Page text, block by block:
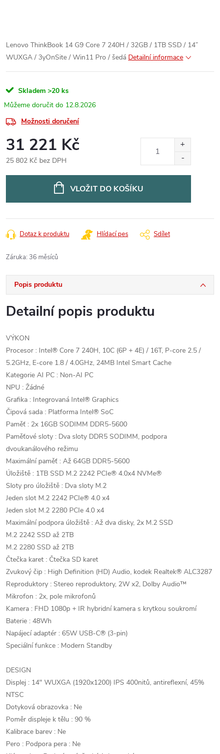
Lenovo ThinkBook 14 G9 Core 7 240H / 32GB / 1TB SSD / 14”
WUXGA / 3yOnSite / Win11 Pro / šedá Detailní informace
Skladem >20 ks
12.8.2026
Možnosti doručení
31 221 Kč
25 802 Kč bez DPH
VLOŽIT DO KOŠÍKU
Dotaz k produktu Hlídací pes Sdílet
Záruka: 36 měsíců
Popis produktu
Detailní popis produktu
VÝKON
Procesor : Intel® Core 7 240H, 10C (6P + 4E) / 16T, P-core 2.5 /
5.2GHz, E-core 1.8 / 4.0GHz, 24MB Intel Smart Cache
Kategorie AI PC : Non-AI PC
NPU : Žádné
Grafika : Integrovaná Intel® Graphics
Čipová sada : Platforma Intel® SoC
Paměť : 2x 16GB SODIMM DDR5-5600
Paměťové sloty : Dva sloty DDR5 SODIMM, podpora
dvoukanálového režimu
Maximální paměť : Až 64GB DDR5-5600
Úložiště : 1TB SSD M.2 2242 PCIe® 4.0x4 NVMe®
Sloty pro úložiště : Dva sloty M.2
Jeden slot M.2 2242 PCIe® 4.0 x4
Jeden slot M.2 2280 PCIe 4.0 x4
Maximální podpora úložiště : Až dva disky, 2x M.2 SSD
M.2 2242 SSD až 2TB
M.2 2280 SSD až 2TB
Čtečka karet : Čtečka SD karet
Zvukový čip : High Definition (HD) Audio, kodek Realtek® ALC3287
Reproduktory : Stereo reproduktory, 2W x2, Dolby Audio™
Mikrofon : 2x, pole mikrofonů
Kamera : FHD 1080p + IR hybridní kamera s krytkou soukromí
Baterie : 48Wh
Napájecí adaptér : 65W USB-C® (3-pin)
Speciální funkce : Modern Standby
DESIGN
Displej : 14" WUXGA (1920x1200) IPS 400nitů, antireflexní, 45%
NTSC
Dotyková obrazovka : Ne
Poměr displeje k tělu : 90 %
Kalibrace barev : Ne
Pero : Podpora pera : Ne